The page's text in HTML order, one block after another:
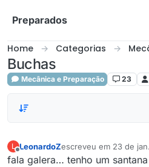
Preparados
Home Categorias
Buchas
Mecânica e Preparação 23
L
Offline
LeonardoZescreveu em 23 de
última edição por
fala galera… tenho um